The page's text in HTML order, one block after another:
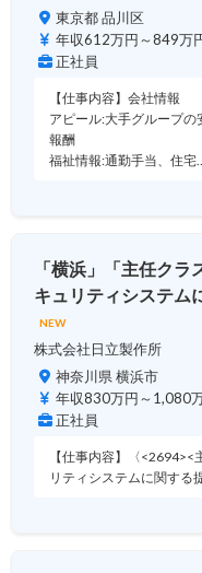
東京都 品川区
年収612万円～849万
正社員
【仕事内容】会社情報
アピール:大手グループ
報酬
福祉情報:通勤手当、住宅…
「横浜」「主任ク
キュリティシステム
NEW
株式会社日立製作所
神奈川県 横浜市
年収830万円～1,080
正社員
【仕事内容】〈
リティシステムに関する